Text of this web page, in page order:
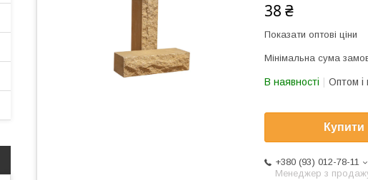
38 ₴
Показати оптові ціни
Мінімальна сума
В наявності Оптом і
Купити
+380 (93) 012-78-11
Менеджер з